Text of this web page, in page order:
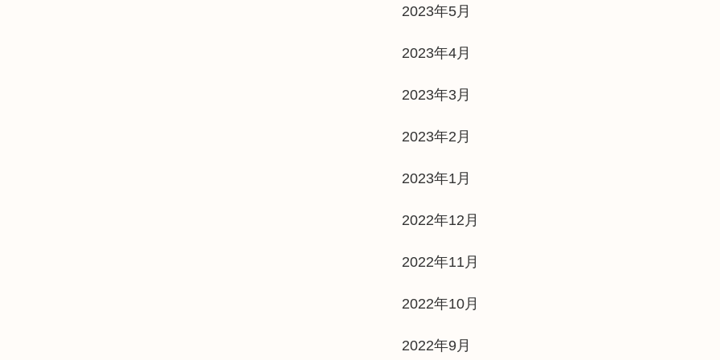
2023年5月
2023年4月
2023年3月
2023年2月
2023年1月
2022年12月
2022年11月
2022年10月
2022年9月